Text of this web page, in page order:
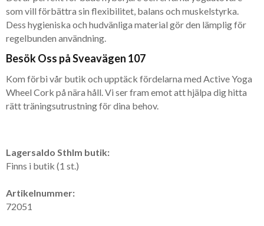
som vill förbättra sin flexibilitet, balans och muskelstyrka.
Dess hygieniska och hudvänliga material gör den lämplig för
regelbunden användning.
Besök Oss på Sveavägen 107
Kom förbi vår butik och upptäck fördelarna med Active Yoga
Wheel Cork på nära håll. Vi ser fram emot att hjälpa dig hitta
rätt träningsutrustning för dina behov.
Lagersaldo Sthlm butik:
Finns i butik (1 st.)
Artikelnummer:
72051